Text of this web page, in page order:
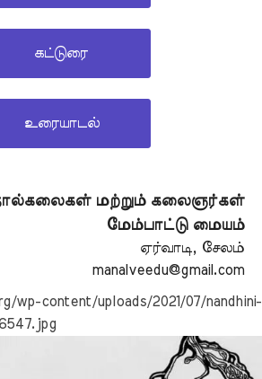
கட்டுரை
உரையாடல்
மற்றும் கலைஞர்கள்
மேம்பாட்டு மையம்
ஏர்வாடி, சேலம்
manalveedu@gmail.com
wp-content/uploads/2021/07/nandhini-